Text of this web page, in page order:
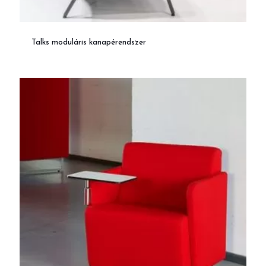
Talks moduláris kanapérendszer